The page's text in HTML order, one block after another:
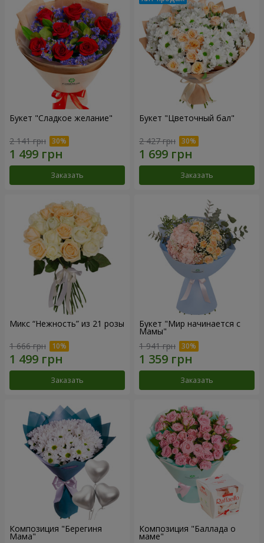
Букет "Сладкое желание"
2 141 грн
Заказать
Букет "Цветочный бал"
2 427 грн
Заказать
Микс “Нежность” из 21 розы
1 666 грн
Заказать
Букет "Мир начинается с
Мамы"
1 941 грн
Заказать
Композиция "Берегиня
Мама"
Композиция "Баллада о
маме"